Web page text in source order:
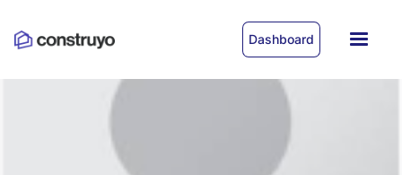
Dashboard